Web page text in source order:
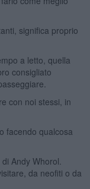
significa proprio
a letto, quella
consigliato
con noi stessi, in
facendo qualcosa
Andy Whorol.
da neofiti o da